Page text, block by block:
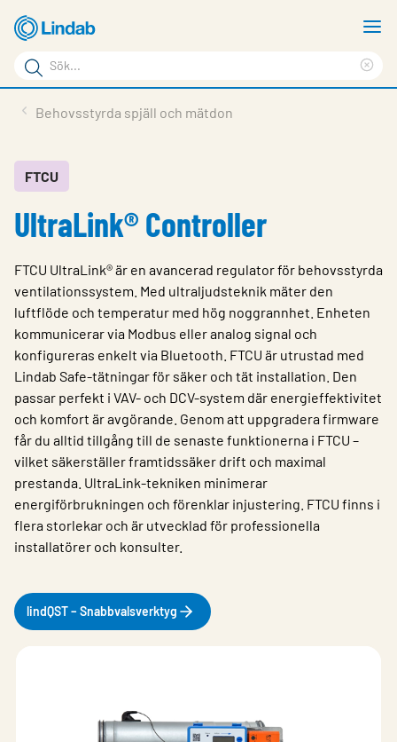
Hoppa
till
huvudinnehållet
Sökord
Sök
på
Service & Support
Hållbarhet
Kontakt
Choose languge
Sweden
Behovsstyrda spjäll och mätdon
FTCU
UltraLink® Controller
FTCU UltraLink® är en avancerad regulator för behovsstyrda
ventilationssystem. Med ultraljudsteknik mäter den
luftflöde och temperatur med hög noggrannhet. Enheten
kommunicerar via Modbus eller analog signal och
konfigureras enkelt via Bluetooth. FTCU är utrustad med
Lindab Safe-tätningar för säker och tät installation. Den
passar perfekt i VAV- och DCV-system där energieffektivitet
och komfort är avgörande. Genom att uppgradera firmware
får du alltid tillgång till de senaste funktionerna i FTCU –
vilket säkerställer framtidssäker drift och maximal
prestanda. UltraLink-tekniken minimerar
energiförbrukningen och förenklar injustering. FTCU finns i
flera storlekar och är utvecklad för professionella
installatörer och konsulter.
lindQST – Snabbvalsverktyg